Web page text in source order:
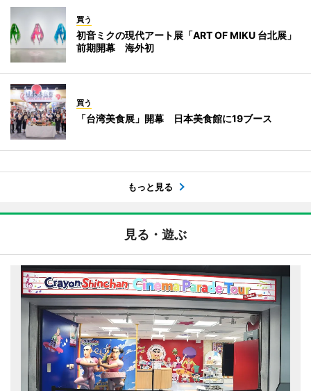
買う
初音ミクの現代アート展「ART OF MIKU 台北展」
前期開幕 海外初
買う
「台湾美食展」開幕 日本美食館に19ブース
もっと見る
見る・遊ぶ